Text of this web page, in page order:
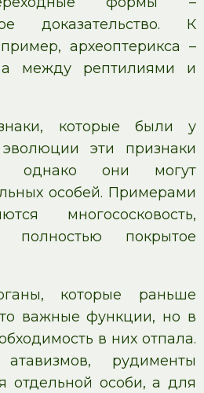
доказательство. К
археоптерикса –
между рептилиями и
которые были у
эти признаки
однако они могут
особей. Примерами
многососковость,
полностью покрытое
которые раньше
важные функции, но в
в них отпала.
рудименты
отдельной особи, а для